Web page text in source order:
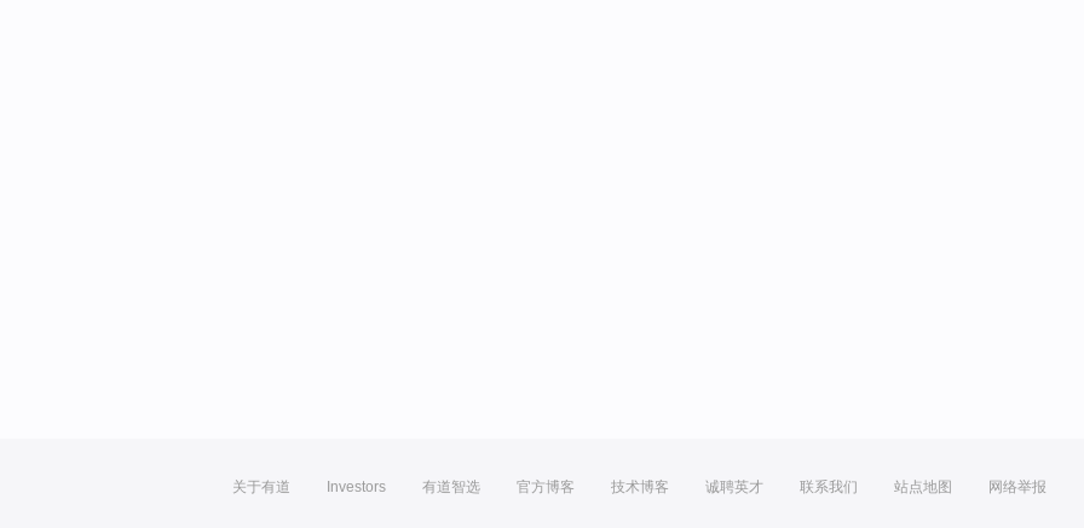
关于有道 Investors 有道智选 官方博客 技术博客 诚聘英才 联系我们 站点地图 网络举报